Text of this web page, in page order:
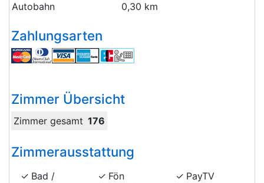
Autobahn
0,30 km
Zahlungsarten
Zimmer Übersicht
Zimmer gesamt 176
Zimmerausstattung
Bad /
Fön
PayTV